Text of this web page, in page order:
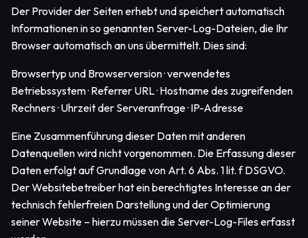
Der Provider der Seiten erhebt und speichert automatisch
Informationen in so genannten Server-Log-Dateien, die Ihr
Browser automatisch an uns übermittelt. Dies sind:
Browsertyp und Browserversion · verwendetes
Betriebssystem · Referrer URL · Hostname des zugreifenden
Rechners · Uhrzeit der Serveranfrage · IP-Adresse
Eine Zusammenführung dieser Daten mit anderen
Datenquellen wird nicht vorgenommen. Die Erfassung dieser
Daten erfolgt auf Grundlage von Art. 6 Abs. 1 lit. f DSGVO.
Der Websitebetreiber hat ein berechtigtes Interesse an der
technisch fehlerfreien Darstellung und der Optimierung
seiner Website – hierzu müssen die Server-Log-Files erfasst